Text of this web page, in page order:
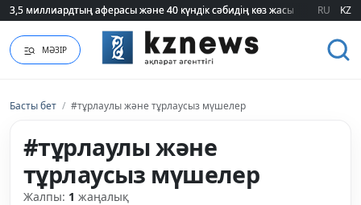
3,5 миллиардтың аферасы және 40 күндік сәбидің көз жасы:
3,5 миллиардтың аферасы және 40 күндік сәбидің көз жасы: RU KZ
МӘЗІР
Басты бет / #тұрлаулы және тұрлаусыз мүшелер
#тұрлаулы және
тұрлаусыз мүшелер
Жалпы: 1 жаңалық